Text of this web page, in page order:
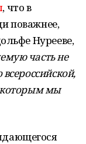
, что в
поважнее,
Нурееве,
часть не
которым мы